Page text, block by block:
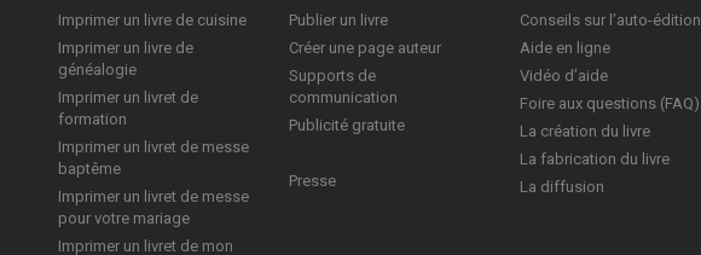
Imprimer un livre de cuisine
Imprimer un livre de
généalogie
Imprimer un livret de
formation
Imprimer un livret de messe
baptême
Imprimer un livret de messe
pour votre mariage
Imprimer un livret de mon
Publier un livre
Créer une page auteur
Supports de
communication
Publicité gratuite
Presse
Conseils sur l’auto-édition
Aide en ligne
Vidéo d’aide
Foire aux questions (FAQ)
La création du livre
La fabrication du livre
La diffusion